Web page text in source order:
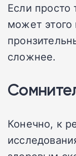
Если просто
может этого
сложнее.
Конечно, к